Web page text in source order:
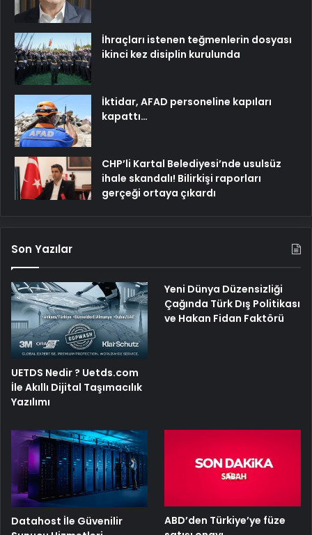
İhraçları istenen teğmenlerin dosyası
ikinci kez disiplin kurulunda
İktidar, AFAD personeline kapıları
kapattı…
CHP’li Kartal Belediyesi’nde usulsüz
ihale skandalı! Bilirkişi raporları
gerçeği ortaya çıkardı
Son Yazılar
UETDS Nedir ? Uetds.com
İle Akıllı Dijital Taşımacılık
Yazılımı
Yeni Dünya Düzensizliği
Çağında Türk Dış Politikası
ve Hakan Fidan Faktörü
Datahost İle Güvenilir
ABD’den Türkiye’ye füze